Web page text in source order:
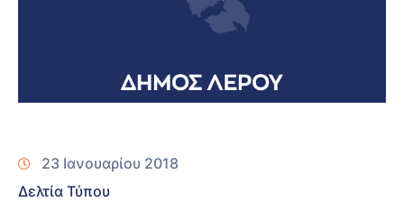
23 Ιανουαρίου 2018
Δελτία Τύπου